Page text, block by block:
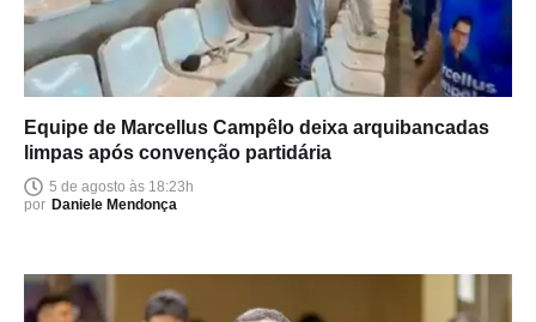
Equipe de Marcellus Campêlo deixa arquibancadas
limpas após convenção partidária
5 de agosto às 18:23h
por Daniele Mendonça